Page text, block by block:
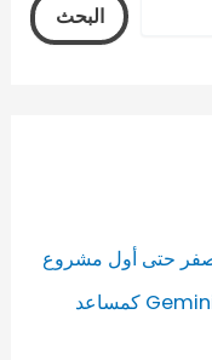
البحث
كيف تستخدم Claude وChatGPT وGemini كمساعد